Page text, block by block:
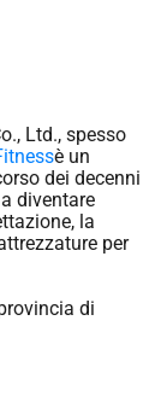
Ltd., spesso
è un
dei decenni
diventare
la
per
di